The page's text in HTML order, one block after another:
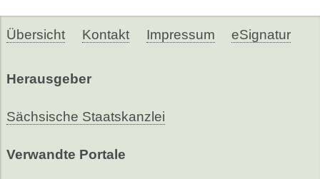
Übersicht Kontakt Impressum eSignatur
Herausgeber
Sächsische Staatskanzlei
Verwandte Portale